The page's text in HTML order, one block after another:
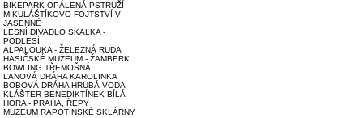
BIKEPARK OPÁLENÁ PSTRUŽÍ
MIKULÁŠTÍKOVO FOJTSTVÍ V
JASENNÉ
LESNÍ DIVADLO SKALKA -
PODLESÍ
ALPALOUKA - ŽELEZNÁ RUDA
HASIČSKÉ MUZEUM - ŽAMBERK
BOWLING TŘEMOŠNÁ
LANOVÁ DRÁHA KAROLINKA
BOBOVÁ DRÁHA HRUBÁ VODA
KLÁŠTER BENEDIKTÍNEK BÍLÁ
HORA - PRAHA, ŘEPY
MUZEUM RAPOTÍNSKÉ SKLÁRNY